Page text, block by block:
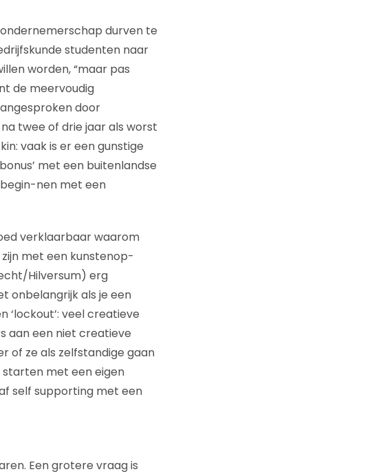
durven te
studenten naar
worden, “maar pas
de meervoudig
door
twee of drie jaar als worst
vaak is er een gunstige
met een buitenlandse
nen met een
verklaarbaar waarom
met een kunstenop-
Hilversum) erg
onbelangrijk als je een
‘lockout’: veel creatieve
aan een niet creatieve
of ze als zelfstandige gaan
met een eigen
self supporting met een
Een grotere vraag is